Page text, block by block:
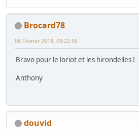
Brocard78
06 Février 2018, 09:22:56
Bravo pour le loriot et les hirondelles !
Anthony
douvid